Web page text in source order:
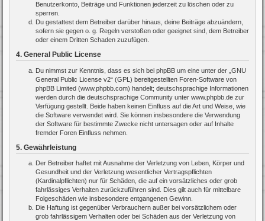
Benutzerkonto, Beiträge und Funktionen jederzeit zu löschen oder zu
sperren.
Du gestattest dem Betreiber darüber hinaus, deine Beiträge abzuändern,
sofern sie gegen o. g. Regeln verstoßen oder geeignet sind, dem Betreiber
oder einem Dritten Schaden zuzufügen.
4. General Public License
Du nimmst zur Kenntnis, dass es sich bei phpBB um eine unter der „ GNU
General Public License v2“ (GPL) bereitgestellten Foren-Software von
phpBB Limited (www.phpbb.com) handelt; deutschsprachige Informationen
werden durch die deutschsprachige Community unter www.phpbb.de zur
Verfügung gestellt. Beide haben keinen Einfluss auf die Art und Weise, wie
die Software verwendet wird. Sie können insbesondere die Verwendung
der Software für bestimmte Zwecke nicht untersagen oder auf Inhalte
fremder Foren Einfluss nehmen.
5. Gewährleistung
Der Betreiber haftet mit Ausnahme der Verletzung von Leben, Körper und
Gesundheit und der Verletzung wesentlicher Vertragspflichten
(Kardinalpflichten) nur für Schäden, die auf ein vorsätzliches oder grob
fahrlässiges Verhalten zurückzuführen sind. Dies gilt auch für mittelbare
Folgeschäden wie insbesondere entgangenen Gewinn.
Die Haftung ist gegenüber Verbrauchern außer bei vorsätzlichem oder
grob fahrlässigem Verhalten oder bei Schäden aus der Verletzung von